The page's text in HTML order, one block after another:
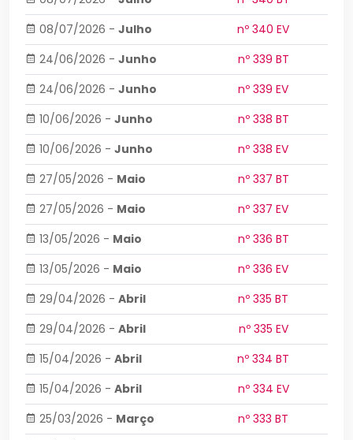
08/07/2026 - Julho
nº 340 EV
24/06/2026 - Junho
nº 339 BT
24/06/2026 - Junho
nº 339 EV
10/06/2026 - Junho
nº 338 BT
10/06/2026 - Junho
nº 338 EV
27/05/2026 - Maio
nº 337 BT
27/05/2026 - Maio
nº 337 EV
13/05/2026 - Maio
nº 336 BT
13/05/2026 - Maio
nº 336 EV
29/04/2026 - Abril
nº 335 BT
29/04/2026 - Abril
nº 335 EV
15/04/2026 - Abril
nº 334 BT
15/04/2026 - Abril
nº 334 EV
25/03/2026 - Março
nº 333 BT